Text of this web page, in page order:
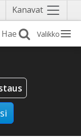
Kanavat Näytä
valikko
Valikko